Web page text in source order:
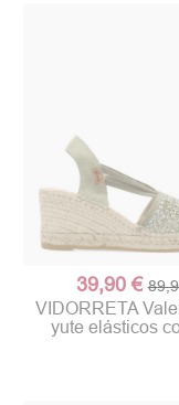
39,90 €
VIDORRETA
yute elásticos